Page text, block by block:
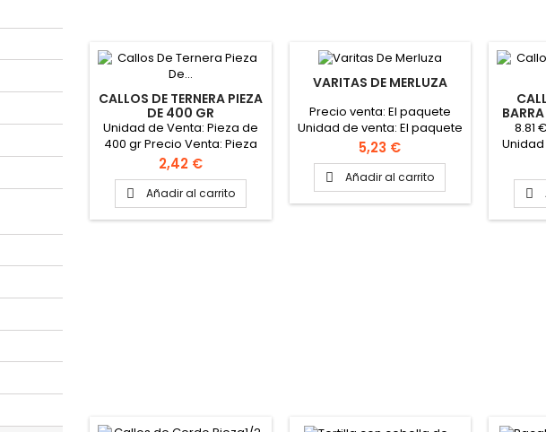
CALLOS DE TERNERA PIEZA
DE 400 GR
"MONTEALBOR"
Unidad de Venta: Pieza de
400 gr Precio Venta: Pieza
de 400 gr Formato caja: 12
piezas
Precio
2,42 €
 Añadir al carrito
VARITAS DE MERLUZA
Precio venta: El paquete
Unidad de venta: El paquete
Peso del paquete: 250 gr
varitas por paquete: 24
unidades
aproximadamente Peso de
la caja: 6 kg
Precio
5,23 €
 Añadir al carrito
8.81
2.5
de
